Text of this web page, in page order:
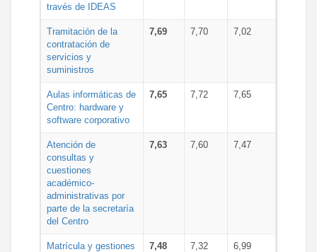
través de IDEAS
Tramitación de la
contratación de
servicios y
suministros
7,69 7,70 7,02
Aulas informáticas de
Centro: hardware y
software corporativo
7,65 7,72 7,65
Atención de
consultas y
cuestiones
académico-
administrativas por
parte de la secretaría
del Centro
7,63 7,60 7,47
Matrícula y gestiones
7,48 7,32 6,99